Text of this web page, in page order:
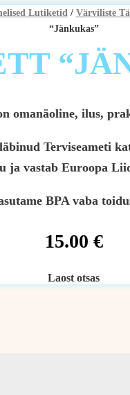
Lutiketid/ Värviliste
“Jänkukas”
omanäoline, ilus,
Terviseameti
ja vastab Euroopa
BPA vaba
15.00 €
Laost otsas